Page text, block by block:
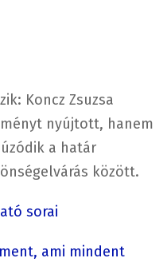
Koncz Zsuzsa
nyújtott, hanem
a határ
között.
sorai
ami mindent